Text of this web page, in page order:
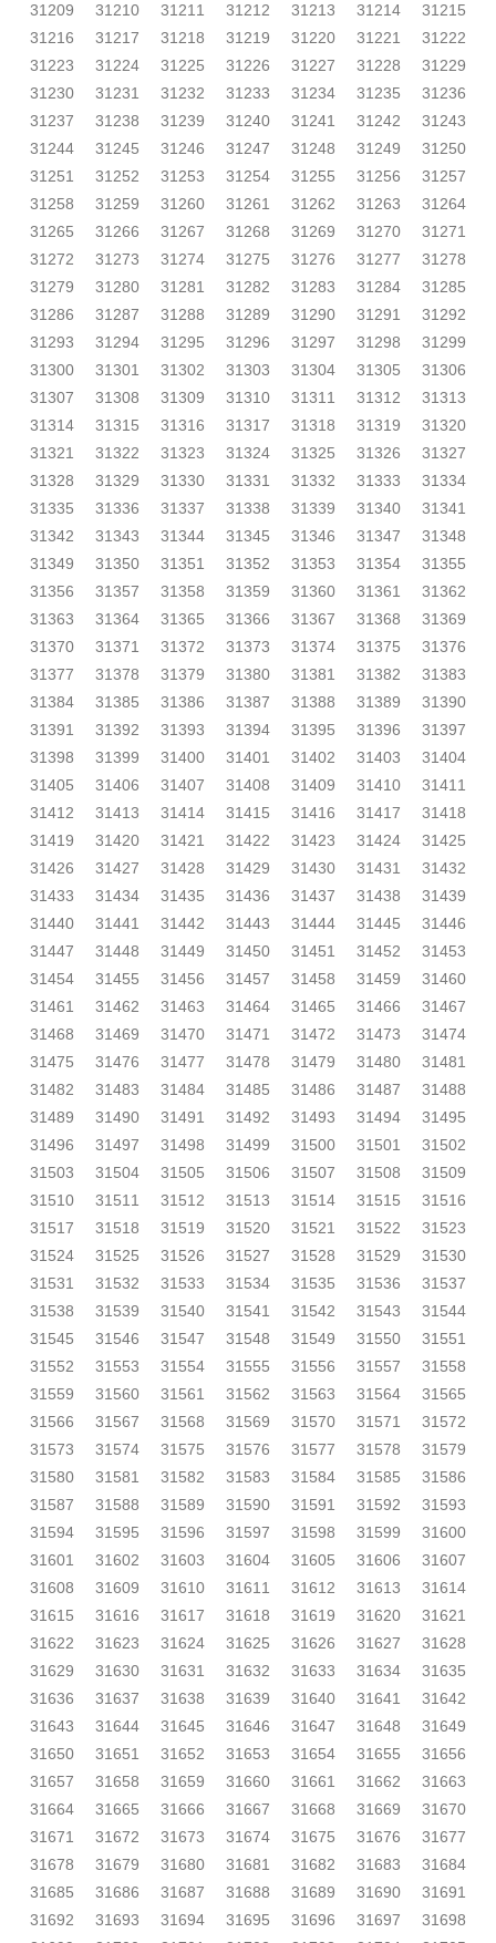
31209
31210 31211 31212 31213 31214
31215
31216
31217 31218 31219 31220 31221
31222
31223
31224 31225 31226 31227 31228
31229
31230
31231 31232 31233 31234 31235
31236
31237
31238 31239 31240 31241 31242
31243
31244
31245 31246 31247 31248 31249
31250
31251
31252 31253 31254 31255 31256
31257
31258
31259 31260 31261 31262 31263
31264
31265
31266 31267 31268 31269 31270
31271
31272
31273 31274 31275 31276 31277
31278
31279
31280 31281 31282 31283 31284
31285
31286
31287 31288 31289 31290 31291
31292
31293
31294 31295 31296 31297 31298
31299
31300
31301 31302 31303 31304 31305
31306
31307
31308 31309 31310 31311 31312
31313
31314
31315 31316 31317 31318 31319
31320
31321
31322 31323 31324 31325 31326
31327
31328
31329 31330 31331 31332 31333
31334
31335
31336 31337 31338 31339 31340
31341
31342
31343 31344 31345 31346 31347
31348
31349
31350 31351 31352 31353 31354
31355
31356
31357 31358 31359 31360 31361
31362
31363
31364 31365 31366 31367 31368
31369
31370
31371 31372 31373 31374 31375
31376
31377
31378 31379 31380 31381 31382
31383
31384
31385 31386 31387 31388 31389
31390
31391
31392 31393 31394 31395 31396
31397
31398
31399 31400 31401 31402 31403
31404
31405
31406 31407 31408 31409 31410
31411
31412
31413 31414 31415 31416 31417
31418
31419
31420 31421 31422 31423 31424
31425
31426
31427 31428 31429 31430 31431
31432
31433
31434 31435 31436 31437 31438
31439
31440
31441 31442 31443 31444 31445
31446
31447
31448 31449 31450 31451 31452
31453
31454
31455 31456 31457 31458 31459
31460
31461
31462 31463 31464 31465 31466
31467
31468
31469 31470 31471 31472 31473
31474
31475
31476 31477 31478 31479 31480
31481
31482
31483 31484 31485 31486 31487
31488
31489
31490 31491 31492 31493 31494
31495
31496
31497 31498 31499 31500 31501
31502
31503
31504 31505 31506 31507 31508
31509
31510
31511 31512 31513 31514 31515
31516
31517
31518 31519 31520 31521 31522
31523
31524
31525 31526 31527 31528 31529
31530
31531
31532 31533 31534 31535 31536
31537
31538
31539 31540 31541 31542 31543
31544
31545
31546 31547 31548 31549 31550
31551
31552
31553 31554 31555 31556 31557
31558
31559
31560 31561 31562 31563 31564
31565
31566
31567 31568 31569 31570 31571
31572
31573
31574 31575 31576 31577 31578
31579
31580
31581 31582 31583 31584 31585
31586
31587
31588 31589 31590 31591 31592
31593
31594
31595 31596 31597 31598 31599
31600
31601
31602 31603 31604 31605 31606
31607
31608
31609 31610 31611 31612 31613
31614
31615
31616 31617 31618 31619 31620
31621
31622
31623 31624 31625 31626 31627
31628
31629
31630 31631 31632 31633 31634
31635
31636
31637 31638 31639 31640 31641
31642
31643
31644 31645 31646 31647 31648
31649
31650
31651 31652 31653 31654 31655
31656
31657
31658 31659 31660 31661 31662
31663
31664
31665 31666 31667 31668 31669
31670
31671
31672 31673 31674 31675 31676
31677
31678
31679 31680 31681 31682 31683
31684
31685
31686 31687 31688 31689 31690
31691
31692
31693 31694 31695 31696 31697
31698